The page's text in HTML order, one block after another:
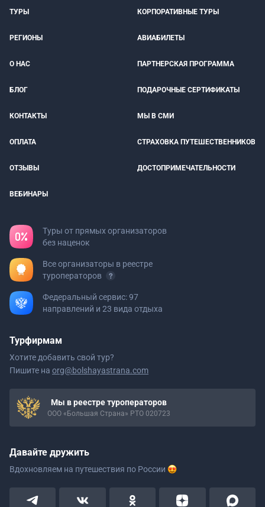
ТУРЫ КОРПОРАТИВНЫЕ ТУРЫ
РЕГИОНЫ АВИАБИЛЕТЫ
О НАС ПАРТНЕРСКАЯ ПРОГРАММА
БЛОГ ПОДАРОЧНЫЕ СЕРТИФИКАТЫ
КОНТАКТЫ МЫ В СМИ
ОПЛАТА СТРАХОВКА ПУТЕШЕСТВЕННИКОВ
ОТЗЫВЫ ДОСТОПРИМЕЧАТЕЛЬНОСТИ
ВЕБИНАРЫ
Туры от прямых организаторов
без наценок
Все организаторы в реестре
туроператоров
Федеральный сервис: 97
направлений и 23 вида отдыха
Турфирмам
Хотите добавить свой тур?
Пишите на org@bolshayastrana.com
Мы в реестре туроператоров
ООО «Большая Страна» РТО 020723
Давайте дружить
Вдохновляем на путешествия по России